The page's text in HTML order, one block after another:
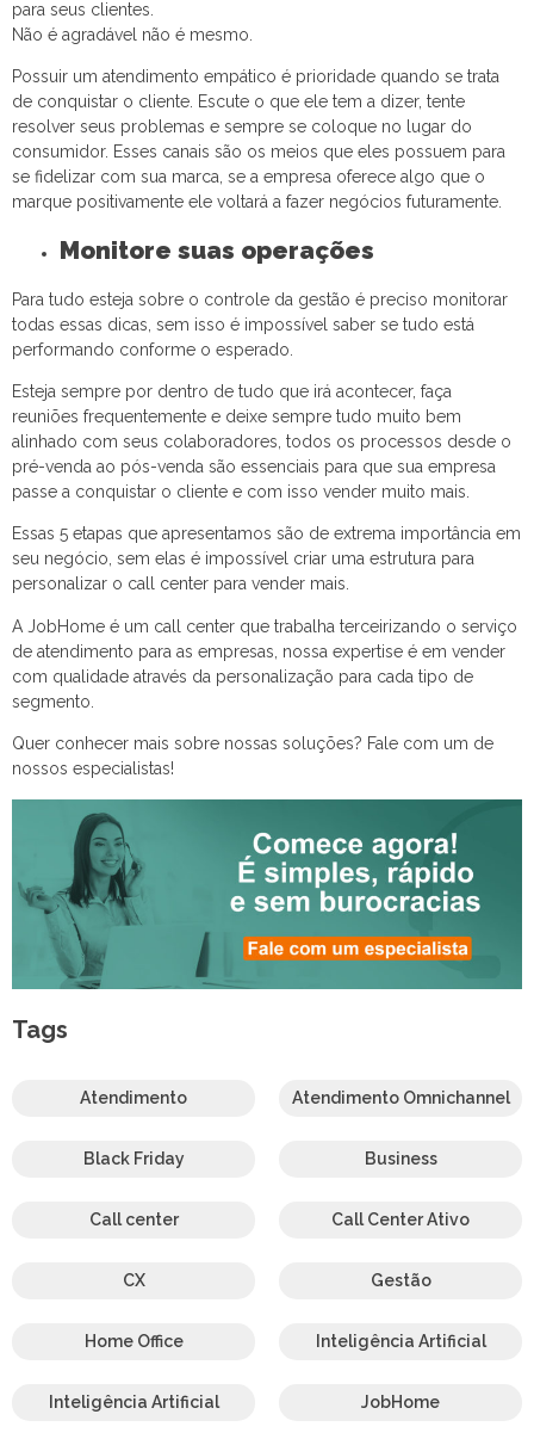
para seus clientes.
Não é agradável não é mesmo.
Possuir um atendimento empático é prioridade quando se trata
de conquistar o cliente. Escute o que ele tem a dizer, tente
resolver seus problemas e sempre se coloque no lugar do
consumidor. Esses canais são os meios que eles possuem para
se fidelizar com sua marca, se a empresa oferece algo que o
marque positivamente ele voltará a fazer negócios futuramente.
Monitore suas operações
Para tudo esteja sobre o controle da gestão é preciso monitorar
todas essas dicas, sem isso é impossível saber se tudo está
performando conforme o esperado.
Esteja sempre por dentro de tudo que irá acontecer, faça
reuniões frequentemente e deixe sempre tudo muito bem
alinhado com seus colaboradores, todos os processos desde o
pré-venda ao pós-venda são essenciais para que sua empresa
passe a conquistar o cliente e com isso vender muito mais.
Essas 5 etapas que apresentamos são de extrema importância em
seu negócio, sem elas é impossível criar uma estrutura para
personalizar o call center para vender mais.
A JobHome é um call center que trabalha terceirizando o serviço
de atendimento para as empresas, nossa expertise é em vender
com qualidade através da personalização para cada tipo de
segmento.
Quer conhecer mais sobre nossas soluções? Fale com um de
nossos especialistas!
Tags
Atendimento Atendimento Omnichannel
Black Friday Business
Call center Call Center Ativo
CX Gestão
Home Office Inteligência Artificial
Inteligência Artificial JobHome